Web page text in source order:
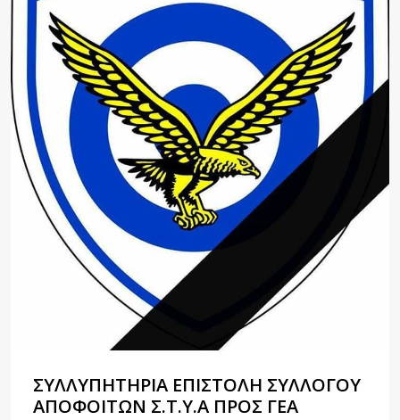
ΣΥΛΛΥΠΗΤΉΡΙΑ ΕΠΙΣΤΟΛΉ ΣΥΛΛΌΓΟΥ
ΑΠΟΦΟΊΤΩΝ Σ.Τ.Υ.Α ΠΡΟΣ ΓΕΑ